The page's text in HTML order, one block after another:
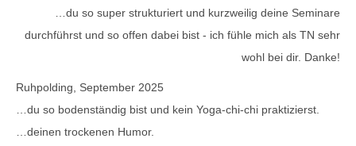
…du so super strukturiert und kurzweilig deine Seminare
durchführst und so offen dabei bist - ich fühle mich als TN sehr
wohl bei dir. Danke!
Ruhpolding, September 2025
…du so bodenständig bist und kein Yoga-chi-chi praktizierst.
…deinen trockenen Humor.